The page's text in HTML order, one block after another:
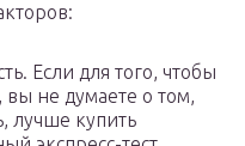
Если для того, чтобы
вы не думаете о том,
лучше купить